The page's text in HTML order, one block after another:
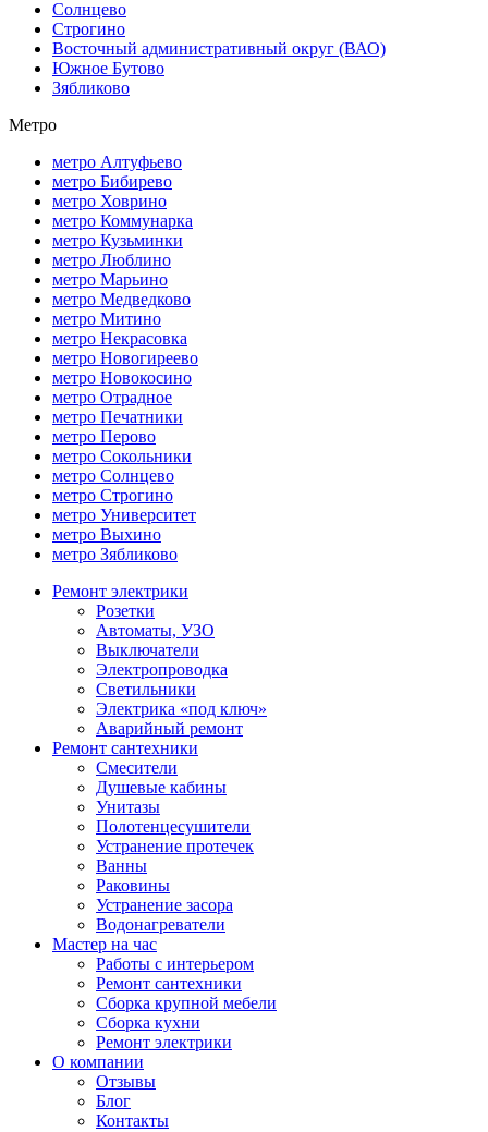
Солнцево
Строгино
Восточный административный округ (ВАО)
Южное Бутово
Зябликово
Метро
метро Алтуфьево
метро Бибирево
метро Ховрино
метро Коммунарка
метро Кузьминки
метро Люблино
метро Марьино
метро Медведково
метро Митино
метро Некрасовка
метро Новогиреево
метро Новокосино
метро Отрадное
метро Печатники
метро Перово
метро Сокольники
метро Солнцево
метро Строгино
метро Университет
метро Выхино
метро Зябликово
Ремонт электрики
Розетки
Автоматы, УЗО
Выключатели
Электропроводка
Светильники
Электрика «под ключ»
Аварийный ремонт
Ремонт сантехники
Смесители
Душевые кабины
Унитазы
Полотенцесушители
Устранение протечек
Ванны
Раковины
Устранение засора
Водонагреватели
Мастер на час
Работы с интерьером
Ремонт сантехники
Сборка крупной мебели
Сборка кухни
Ремонт электрики
О компании
Отзывы
Блог
Контакты